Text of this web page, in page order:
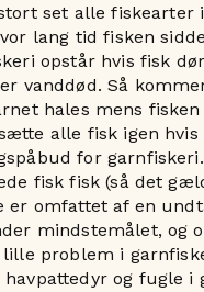
set alle fiskearter
lang tid fisken
opstår hvis fisk
vanddød. Så
hales mens
alle fisk igen hvis
for
fisk fisk (så det
er omfattet af en
mindstemålet, og
lille problem i
havpattedyr og fugle i